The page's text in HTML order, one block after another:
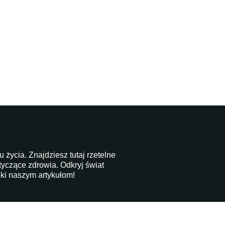
życia. Znajdziesz tutaj rzetelne
zdrowia. Odkryj świat
naszym artykułom!